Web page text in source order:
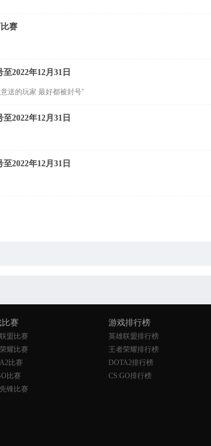
赛
2022年12月31日
送的玩家 最好都被封号”
2022年12月31日
2022年12月31日
比赛
盟比赛
耀比赛
比赛
比赛
锋比赛
游戏排行榜
英雄联盟排行榜
王者荣耀排行榜
DOTA2排行榜
CS:GO排行榜